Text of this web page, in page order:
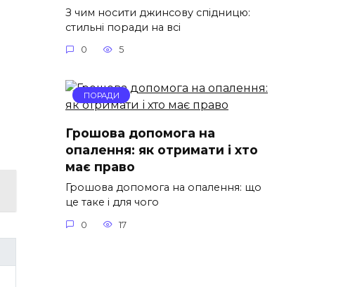
З чим носити джинсову спідницю:
стильні поради на всі
0 5
ПОРАДИ
Грошова допомога на
опалення: як отримати і хто
має право
Грошова допомога на опалення: що
це таке і для чого
0 17